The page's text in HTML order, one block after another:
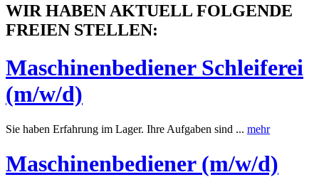
WIR HABEN AKTUELL FOLGENDE
FREIEN STELLEN:
Maschinenbediener Schleiferei
(m/w/d)
Sie haben Erfahrung im Lager. Ihre Aufgaben sind ... mehr
Maschinenbediener (m/w/d)